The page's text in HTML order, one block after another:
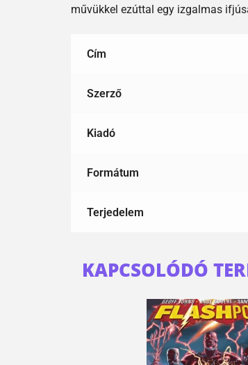
művükkel ezúttal egy izgalmas
Cím
Szerző
Kiadó
Formátum
Terjedelem
KAPCSOLÓDÓ